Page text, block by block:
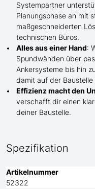
Systempartner
Planungsphase an mit
maßgeschneiderten
technischen Büros.
Alles aus einer Hand:
Spundwänden über
Ankersysteme bis hin
damit auf der Baustelle
Effizienz macht den
verschafft dir einen
deiner Baustelle.
Spezifikation
Artikelnummer
52322